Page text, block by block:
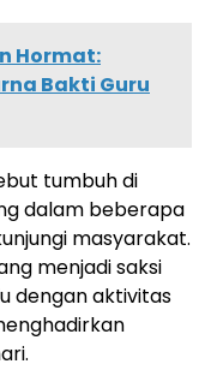
Hormat:
Bakti Guru
tumbuh di
dalam beberapa
masyarakat.
menjadi saksi
dengan aktivitas